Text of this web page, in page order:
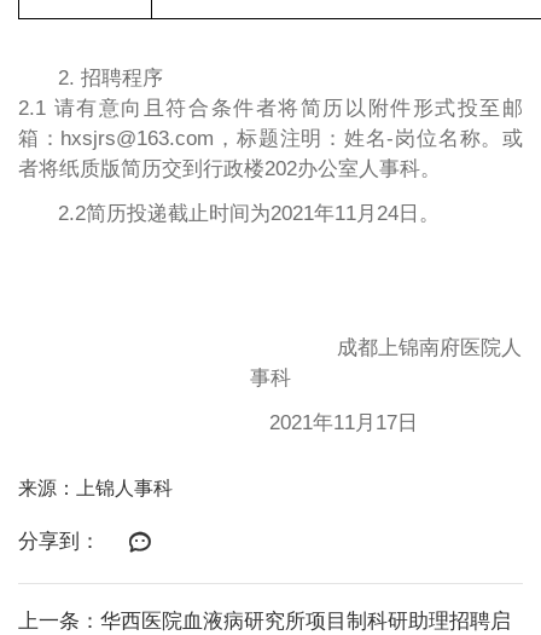
2. 招聘程序
2.1 请有意向且符合条件者将简历以附件形式投至邮
箱： hxsjrs@163.com，标题注明：姓名-岗位名称。或
者将纸质版简历交到行政楼202办公室人事科。
2.2简历投递截止时间为2021年11月24日。
成都上锦南府医院人
事科
2021年11月17日
来源：上锦人事科
分享到：
上一条：华西医院血液病研究所项目制科研助理招聘启